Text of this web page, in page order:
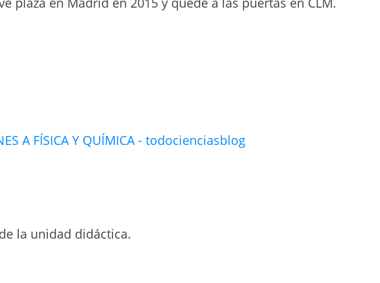
A FÍSICA Y QUÍMICA - todocienciasblog
la unidad didáctica.